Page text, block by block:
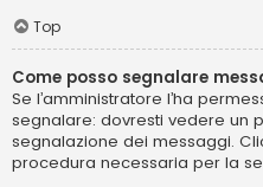
Top
Come posso segnalare
Se l’amministratore l’ha
segnalare: dovresti vedere un
segnalazione dei messaggi.
procedura necessaria per la